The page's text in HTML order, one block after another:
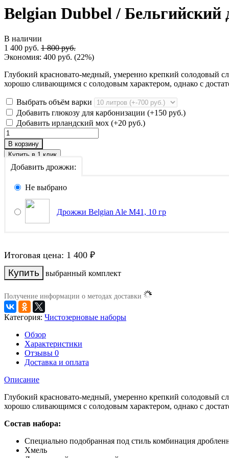
Belgian Dubbel / Бельгийский
В наличии
1 400 руб. 1 800 руб.
Экономия: 400 руб. (22%)
Глубокий красновато-медный, умеренно крепкий солодовый
хорошо сливающимся с солодовым характером, однако с
Выбрать объём варки
Добавить глюкозу для карбонизации (+150 руб.)
Добавить ирландский мох (+20 руб.)
В корзину
Добавить дрожжи:
Не выбрано
Дрожжи Belgian Ale M41, 10 гр
Итоговая цена: 1 400 ₽
выбранный комплект
Получение информации о методах доставки
Категория: Чистозерновые наборы
Обзор
Характеристики
Отзывы 0
Доставка и оплата
Описание
Глубокий красновато-медный, умеренно крепкий солодовый
хорошо сливающимся с солодовым характером, однако с
Состав набора:
Специально подобранная под стиль комбинация
Хмель